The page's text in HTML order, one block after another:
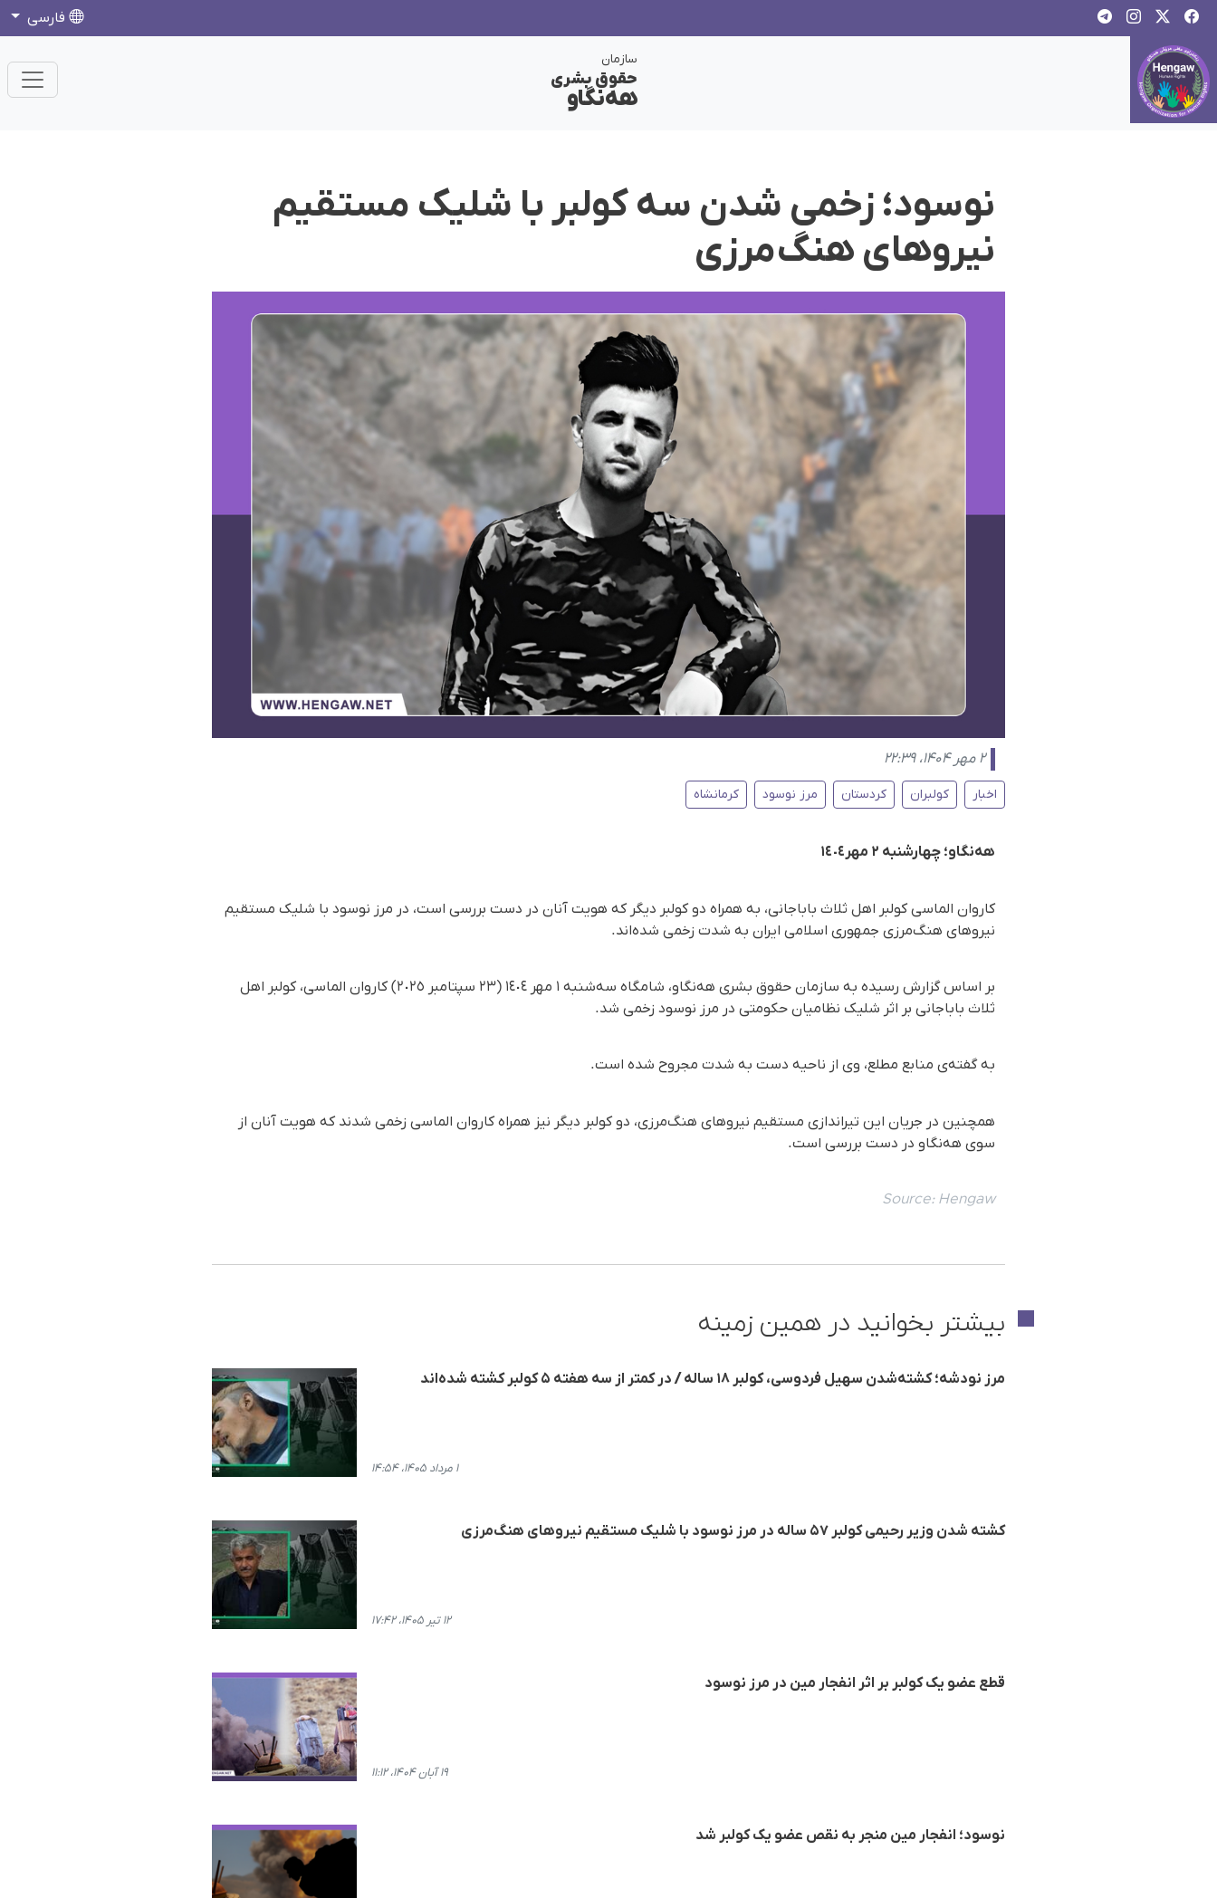
فارسی
سازمان
حقوق بشری
هەنگاو
نوسود؛ زخمی شدن سە کولبر با شلیک مستقیم
نیروهای هنگ‌مرزی
۲ مهر ۱۴۰۴، ۲۲:۳۹
اخبار کولبران کردستان مرز نوسود کرمانشاه
هەنگاو؛ چهارشنبە ٢ مهر١٤٠٤
کاروان الماسی کولبر اهل ثلاث باباجانی، به همراه دو کولبر دیگر که هویت آنان در دست بررسی است، در مرز نوسود با شلیک مستقیم
نیروهای هنگ‌مرزی جمهوری اسلامی ایران به شدت زخمی شده‌اند.
بر اساس گزارش رسیده به سازمان حقوق بشری هه‌نگاو، شامگاه سەشنبە ١ مهر ١٤٠٤ (٢٣ سپتامبر ٢٠٢٥) کاروان الماسی، کولبر اهل
ثلاث باباجانی بر اثر شلیک نظامیان حکومتی در مرز نوسود زخمی شد.
به گفته‌ی منابع مطلع، وی از ناحیە دست به شدت مجروح شده است.
همچنین در جریان این تیراندازی مستقیم نیروهای هنگ‌مرزی، دو کولبر دیگر نیز همراه کاروان الماسی زخمی شدند که هویت آنان از
سوی هه‌نگاو در دست بررسی است.
Source: Hengaw
بیشتر بخوانید در همین زمینه
مرز نودشه؛ کشته‌شدن سهیل فردوسی، کولبر ۱۸ ساله / در کمتر از سه هفته ۵ کولبر کشته شده‌اند
۱ مرداد ۱۴۰۵، ۱۴:۵۴
کشته شدن وزیر رحیمی کولبر ۵۷ ساله در مرز نوسود با شلیک مستقیم نیروهای هنگ‌مرزی
۱۲ تیر ۱۴۰۵، ۱۷:۴۲
قطع عضو یک کولبر بر اثر انفجار مین در مرز نوسود
۱۹ آبان ۱۴۰۴، ۱۱:۱۲
نوسود؛ انفجار مین منجر به نقص عضو یک کولبر شد